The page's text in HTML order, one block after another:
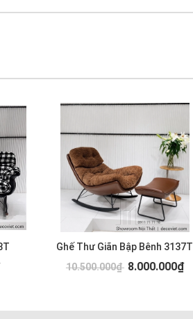
Ghế Thư Giãn Bập Bênh 3137T
10.500.000₫ 8.000.000₫